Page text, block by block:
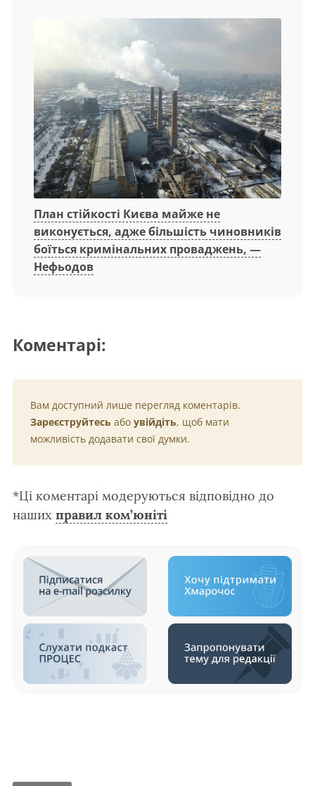
План стійкості Києва майже не
виконується, адже більшість чиновників
боїться кримінальних проваджень, —
Нефьодов
Коментарі:
Вам доступний лише перегляд коментарів.
Зареєструйтесь або увійдіть, щоб мати
можливість додавати свої думки.
*Ці коментарі модеруються відповідно до
наших правил ком’юніті